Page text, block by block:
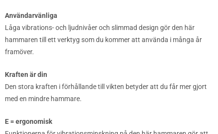
Användarvänliga
Låga vibrations- och ljudnivåer och slimmad design gör den här
hammaren till ett verktyg som du kommer att använda i många år
framöver.
Kraften är din
Den stora kraften i förhållande till vikten betyder att du får mer gjort
med en mindre hammare.
E = ergonomisk